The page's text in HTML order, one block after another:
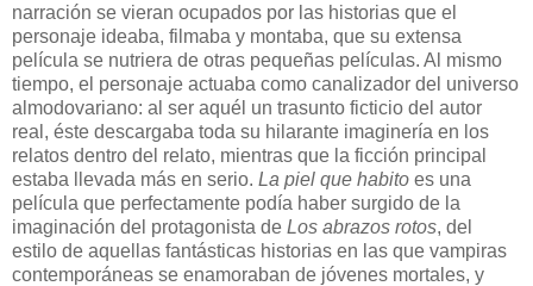
narración se vieran ocupados por las historias que el
personaje ideaba, filmaba y montaba, que su extensa
película se nutriera de otras pequeñas películas. Al mismo
tiempo, el personaje actuaba como canalizador del universo
almodovariano: al ser aquél un trasunto ficticio del autor
real, éste descargaba toda su hilarante imaginería en los
relatos dentro del relato, mientras que la ficción principal
estaba llevada más en serio. La piel que habito es una
película que perfectamente podía haber surgido de la
imaginación del protagonista de Los abrazos rotos, del
estilo de aquellas fantásticas historias en las que vampiras
contemporáneas se enamoraban de jóvenes mortales, y